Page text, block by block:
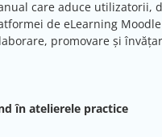
care aduce utilizatorii,
de eLearning
promovare și
în atelierele practice